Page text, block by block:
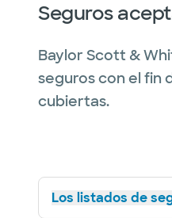
Seguros
Baylor Scott &
seguros con el fin
cubiertas.
Los listados de